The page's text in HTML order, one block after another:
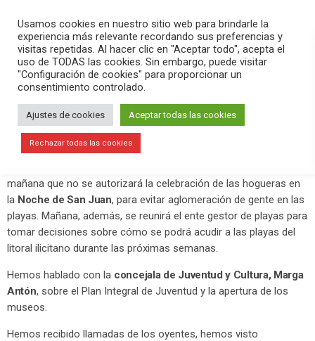
search menu pause PLAY
junio 9, 2020
La Noche de San Juan no se podrá
celebrar en Elche en la playa con
hogueras
mañana que no se autorizará la celebración de las hogueras en
la Noche de San Juan, para evitar aglomeración de gente en las
playas. Mañana, además, se reunirá el ente gestor de playas para
tomar decisiones sobre cómo se podrá acudir a las playas del
litoral ilicitano durante las próximas semanas.
Hemos hablado con la concejala de Juventud y Cultura, Marga
Antón, sobre el Plan Integral de Juventud y la apertura de los
museos.
Hemos recibido llamadas de los oyentes, hemos visto
Usamos cookies en nuestro sitio web para brindarle la
experiencia más relevante recordando sus preferencias y
visitas repetidas. Al hacer clic en "Aceptar todo", acepta el
uso de TODAS las cookies. Sin embargo, puede visitar
"Configuración de cookies" para proporcionar un
consentimiento controlado.
Ajustes de cookies Aceptar todas las cookies
Rechazar todas las cookies